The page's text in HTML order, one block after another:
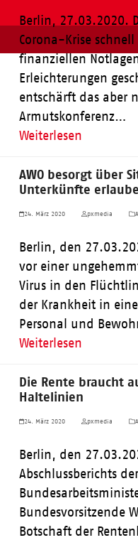
Berlin, 27.03.2020.
Corona-Krise
finanziellen
Erleichterungen
entschärft das aber
Armutskonferenz…
Weiterlesen
AWO besorgt über
Unterkünfte
24. März 2020 pxmedia
Berlin, den
vor einer
Virus in den
der Krankheit in
Personal und
Weiterlesen
Die Rente braucht
Haltelinien
24. März 2020 pxmedia
Berlin, den
Abschlussberichts
Bundesvorsitzende
Botschaft der